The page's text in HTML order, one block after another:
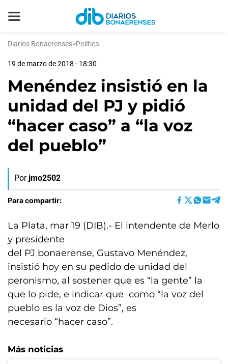
Diarios Bonaerenses>Política
19 de marzo de 2018 - 18:30
Menéndez insistió en la
unidad del PJ y pidió
“hacer caso” a “la voz
del pueblo”
Por jmo2502
Para compartir:
La Plata, mar 19 (DIB).- El intendente de Merlo
y presidente
del PJ bonaerense, Gustavo Menéndez,
insistió hoy en su pedido de unidad del
peronismo, al sostener que es “la gente” la
que lo pide, e indicar que como “la voz del
pueblo es la voz de Dios”, es
necesario “hacer caso”.
Más noticias